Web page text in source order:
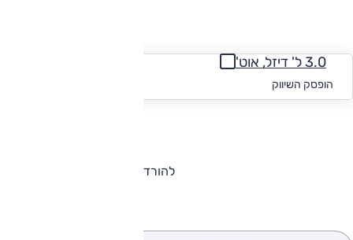
3.0 ל' דיזל, אוט'
הופסק השיווק
להורדת קטלוג פולקסווגן טוארג